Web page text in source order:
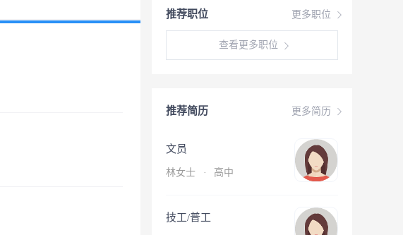
更多职位
推荐职位
查看更多职位
更多简历
推荐简历
文员
林女士 · 高中
技工/普工